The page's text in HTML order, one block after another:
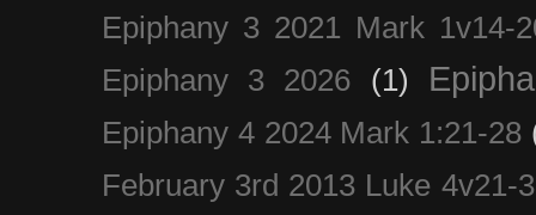
Epiphany 3 2021 Mark 1v14-
Epiphany 3 2026
(1)
Epiphany 4 2024 Mark 1:21-28
February 3rd 2013 Luke 4v21-